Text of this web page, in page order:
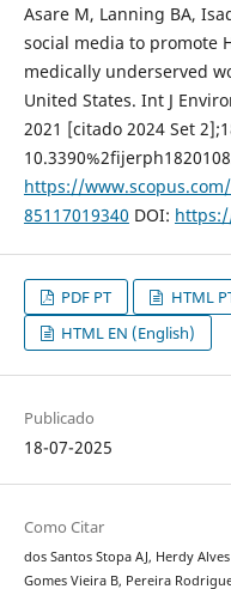
Asare M, Lanning BA,
social media to promote
medically underserved
United States. Int J
2021 [citado 2024 Set
https://
85117019340 DOI:
PDF PT HTML
HTML EN (English)
Publicado
18-07-2025
Como Citar
dos Santos Stopa AJ, Herdy
Gomes Vieira B, Pereira